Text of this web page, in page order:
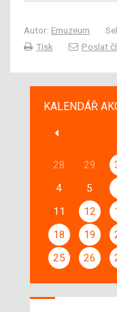
Autor: Emuzeum
Tisk
Poslat
KALENDÁŘ
28 29
4
5
11
12
18
19
25
26